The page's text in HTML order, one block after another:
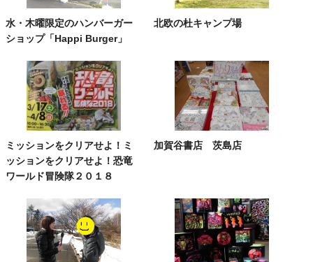
水・木曜限定のハンバーガー
ショップ「Happi Burger」
北欧の杜キャンプ場
ミッションをクリアせよ！ミ
ッションをクリアせよ！恐竜
ワールド冒険隊２０１８
加賀谷書店 茨島店